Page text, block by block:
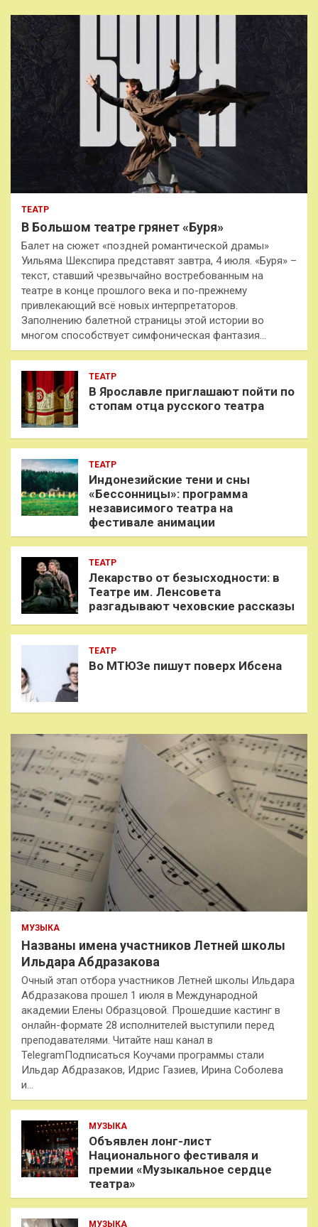
ТЕАТР
В Большом театре грянет «Буря»
Балет на сюжет «поздней романтической драмы»
Уильяма Шекспира представят завтра, 4 июля. «Буря» –
текст, ставший чрезвычайно востребованным на
театре в конце прошлого века и по-прежнему
привлекающий всё новых интерпретаторов.
Заполнению балетной страницы этой истории во
многом способствует симфоническая фантазия…
ТЕАТР
В Ярославле приглашают пойти по
стопам отца русского театра
ТЕАТР
Индонезийские тени и сны
«Бессонницы»: программа
независимого театра на
фестивале анимации
ТЕАТР
Лекарство от безысходности: в
Театре им. Ленсовета
разгадывают чеховские рассказы
ТЕАТР
Во МТЮЗе пишут поверх Ибсена
МУЗЫКА
Названы имена участников Летней школы
Ильдара Абдразакова
Очный этап отбора участников Летней школы Ильдара
Абдразакова прошел 1 июля в Международной
академии Елены Образцовой. Прошедшие кастинг в
онлайн-формате 28 исполнителей выступили перед
преподавателями. Читайте наш канал в
TelegramПодписаться Коучами программы стали
Ильдар Абдразаков, Идрис Газиев, Ирина Соболева
и…
МУЗЫКА
Объявлен лонг-лист
Национального фестиваля и
премии «Музыкальное сердце
театра»
МУЗЫКА